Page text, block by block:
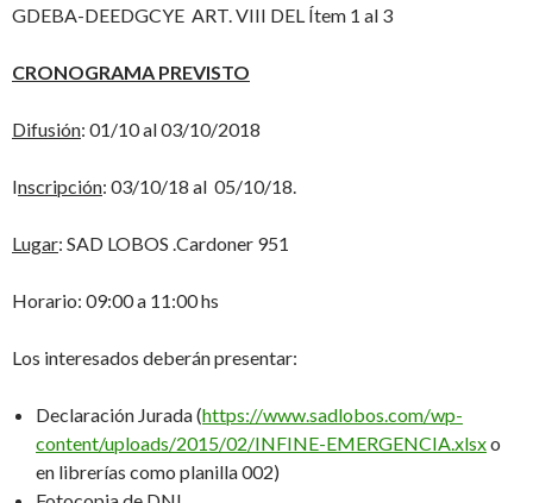
GDEBA-DEEDGCYE ART. VIII DEL Ítem 1 al 3
CRONOGRAMA PREVISTO
Difusión: 01/10 al 03/10/2018
Inscripción: 03/10/18 al 05/10/18.
Lugar: SAD LOBOS .Cardoner 951
Horario: 09:00 a 11:00 hs
Los interesados deberán presentar:
Declaración Jurada (https://www.sadlobos.com/wp-
content/uploads/2015/02/INFINE-EMERGENCIA.xlsxo
en librerías como planilla 002)